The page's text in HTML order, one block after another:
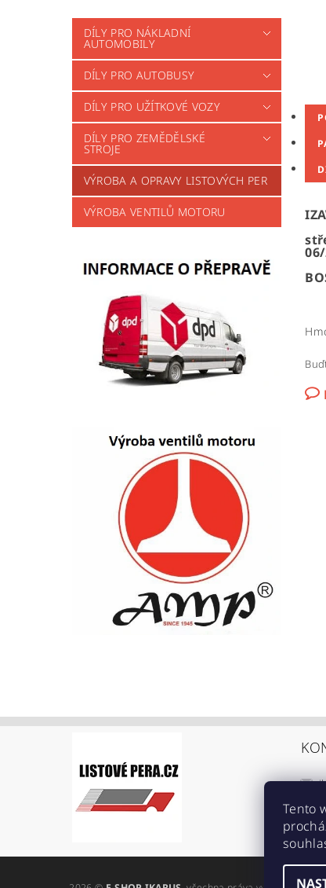
DÍLY PRO NÁKLADNÍ
AUTOMOBILY
DÍLY PRO AUTOBUSY
DÍLY PRO UŽÍTKOVÉ VOZY
DÍLY PRO ZEMĚDĚLSKÉ
STROJE
VÝROBA A OPRAVY LISTOVÝCH PER
VÝROBA VENTILŮ MOTORU
Tento